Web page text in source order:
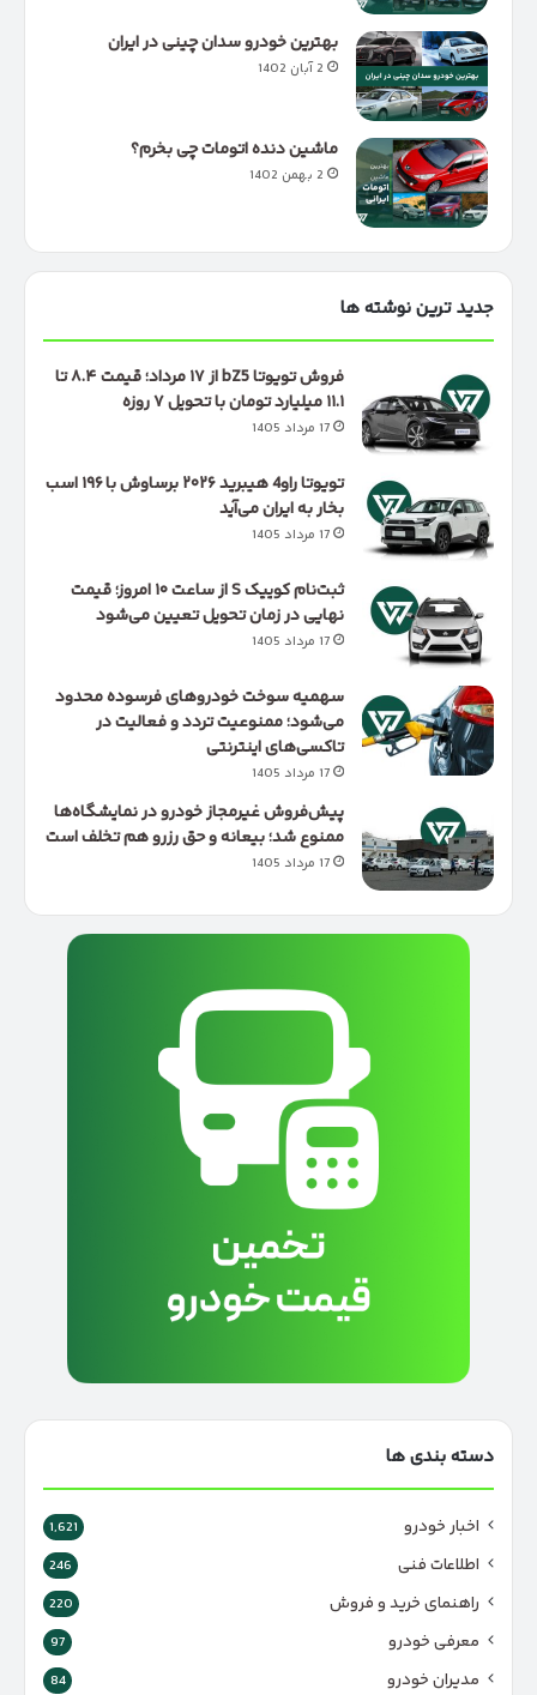
بهترین خودرو سدان چینی در ایران
2 آبان 1402
ماشین دنده اتومات چی بخرم؟
2 بهمن 1402
جدید ترین نوشته ها
فروش تویوتا bZ5 از ۱۷ مرداد؛ قیمت ۸.۴ تا
۱۱.۱ میلیارد تومان با تحویل ۷ روزه
17 مرداد 1405
تویوتا راو4 هیبرید ۲۰۲۶ برساوش با ۱۹۶ اسب
بخار به ایران می‌آید
17 مرداد 1405
ثبت‌نام کوییک S از ساعت ۱۰ امروز؛ قیمت
نهایی در زمان تحویل تعیین می‌شود
17 مرداد 1405
سهمیه سوخت خودروهای فرسوده محدود
می‌شود؛ ممنوعیت تردد و فعالیت در
تاکسی‌های اینترنتی
17 مرداد 1405
پیش‌فروش غیرمجاز خودرو در نمایشگاه‌ها
ممنوع شد؛ بیعانه و حق رزرو هم تخلف است
17 مرداد 1405
دسته بندی ها
اخبار خودرو 1,621
اطلاعات فنی 246
راهنمای خرید و فروش 220
معرفی خودرو 97
مدیران خودرو 84